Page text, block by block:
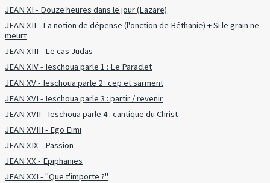
JEAN XI - Douze heures dans le jour (Lazare)
JEAN XII - La notion de dépense (l'onction de Béthanie) + Si le grain ne
meurt
JEAN XIII - Le cas Judas
JEAN XIV - Ieschoua parle 1 : Le Paraclet
JEAN XV - Ieschoua parle 2 : cep et sarment
JEAN XVI - Ieschoua parle 3 : partir / revenir
JEAN XVII - Ieschoua parle 4 : cantique du Christ
JEAN XVIII - Ego Eimi
JEAN XIX - Passion
JEAN XX - Epiphanies
JEAN XXI - "Que t'importe ?"